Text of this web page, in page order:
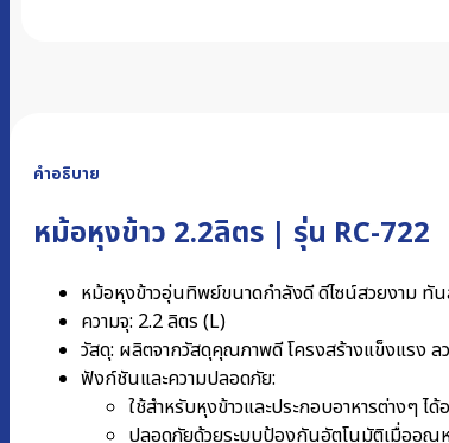
คำอธิบาย
หม้อหุงข้าว 2.2ลิตร | รุ่น RC-722
หม้อหุงข้าวอุ่นทิพย์ขนาดกำลังดี ดีไซน์สวยงาม ทั
ความจุ: 2.2 ลิตร (L)
วัสดุ: ผลิตจากวัสดุคุณภาพดี โครงสร้างแข็งแรง ล
ฟังก์ชันและความปลอดภัย:
ใช้สำหรับหุงข้าวและประกอบอาหารต่างๆ ไ
ปลอดภัยด้วยระบบป้องกันอัตโนมัติเมื่ออุณ